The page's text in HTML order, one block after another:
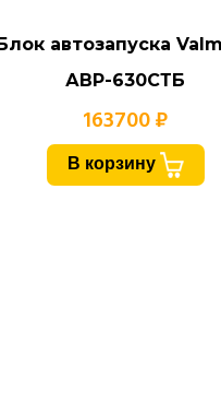
автозапуска
АВР-630СТБ
163700 ₽
В корзину